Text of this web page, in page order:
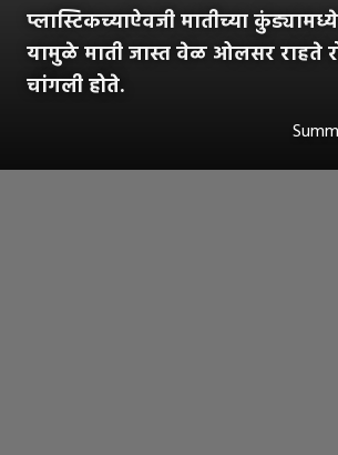
प्लास्टिकच्याऐवजी मातीच्या
यामुळे माती जास्त वेळ ओलसर राहते
चांगली होते.